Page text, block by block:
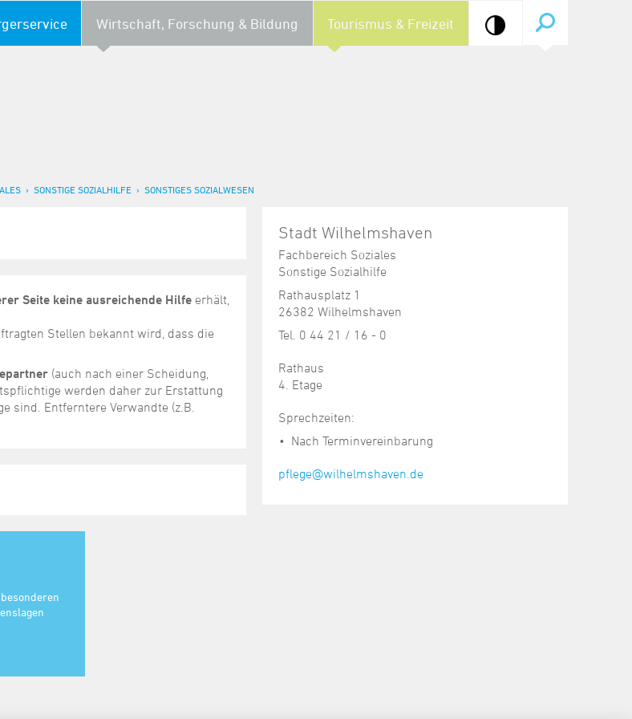
Wirtschaft, Forschung & Bildung Tourismus & Freizeit
SONSTIGE SOZIALHILFE SONSTIGES SOZIALWESEN
Seite keine ausreichende Hilfe erhält,
Stellen bekannt wird, dass die
(auch nach einer Scheidung,
werden daher zur Erstattung
sind. Entferntere Verwandte (z.B.
Stadt Wilhelmshaven
Fachbereich Soziales
Sonstige Sozialhilfe
Rathausplatz 1
26382 Wilhelmshaven
Tel. 0 44 21 / 16 - 0
Rathaus
4. Etage
Sprechzeiten:
Nach Terminvereinbarung
pflege@wilhelmshaven.de